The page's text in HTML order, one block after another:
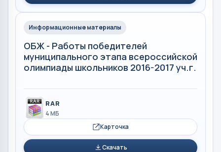
Информационные материалы
ОБЖ - Работы победителей
муниципального этапа всероссийской
олимпиады школьников 2016-2017 уч.г.
RAR
4 МБ
Карточка
Скачать